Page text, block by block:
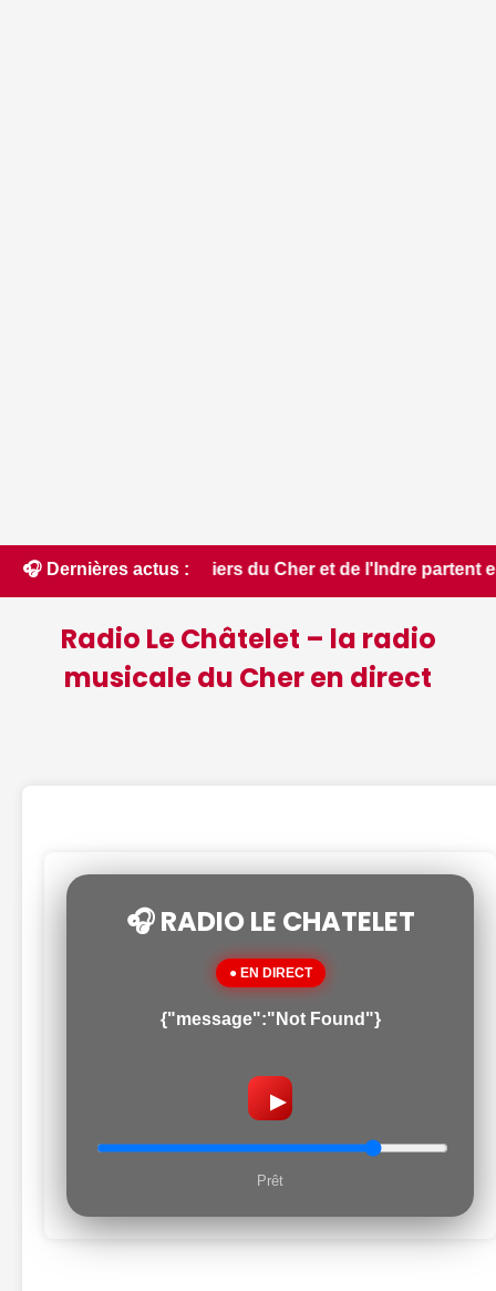
🎧 Dernières actus :du Cher et de l'Indre partent en renfort
Radio Le Châtelet – la radio
musicale du Cher en direct
🎧 RADIO LE CHATELET
● EN DIRECT
{"message":"Not Found"}
▶
Prêt